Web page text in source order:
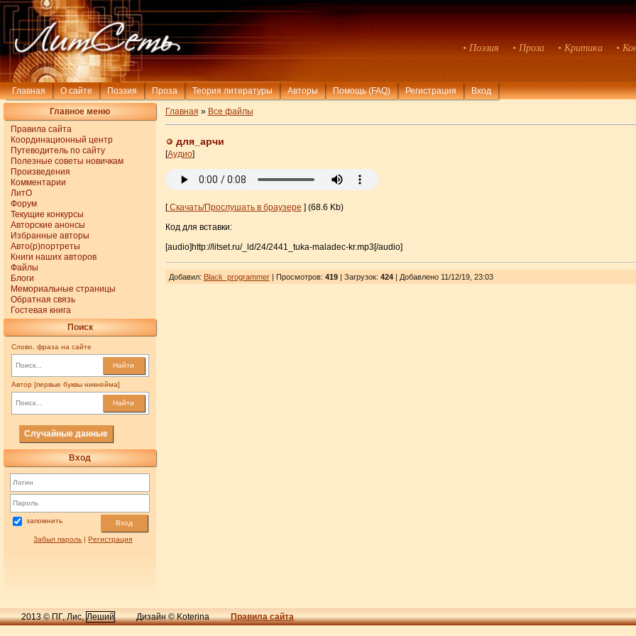
• Поэзия • Проза • Критика •
Главная О сайте Поэзия Проза Теория литературы Авторы Помощь (FAQ) Регистрация Вход
Главное меню
Правила сайта
Координационный центр
Путеводитель по сайту
Полезные советы новичкам
Произведения
Комментарии
ЛитО
Форум
Текущие конкурсы
Авторские анонсы
Избранные авторы
Авто(р)портреты
Книги наших авторов
Файлы
Блоги
Мемориальные страницы
Обратная связь
Гостевая книга
Поиск
Слово, фраза на сайте
Найти
Автор [первые буквы никнейма]
Найти
Случайные данные
Вход
запомнить Вход
Забыл пароль |Регистрация
Главная » Все файлы
для_арчи
[Аудио]
[Скачать/Прослушать в браузере ] (68.6 Kb)
Код для вставки:
[audio]http://litset.ru/_ld/24/2441_tuka-maladec-kr.mp3[/audio]
Добавил: Black_programmer| Просмотров: 419| Загрузок: 424| Добавлено 11/12/19, 23:03
2013 © ПГ, Лис,Леший Дизайн © Koterina Правила сайта